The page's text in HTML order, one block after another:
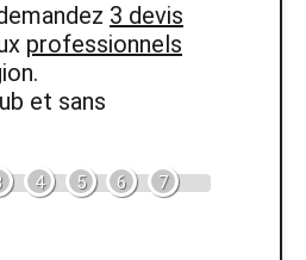
3 devis
professionnels
et sans
4 5 6 7